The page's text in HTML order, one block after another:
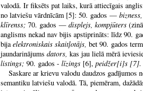
valodā. Ir fiksēts pat laiks, kurā attiecīgais
no latviešu vārdnīcām [5]: 50. gados —
klīrenss; 70. gados — displejs, kompjūters
anglisms nekad nav bijis apstiprināts: līdz 90.
bijaelektroniskais skaitļotājs, bet 90. gados
jaundarinājums dators, kas jau lielā mērā
listings; 90. gados - līzings [6], peidžer[i]s [7].
Saskare ar krievu valodu daudzos gadījumos
semantiku latviešu valodā. Tā, piemēram,